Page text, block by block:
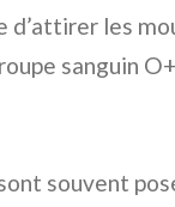
d’attirer les
sanguin
souvent